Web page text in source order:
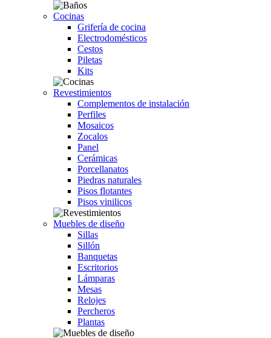
Cocinas
Grifería de cocina
Electrodomésticos
Cestos
Piletas
Kits
Revestimientos
Complementos de instalación
Perfiles
Mosaicos
Zocalos
Panel
Cerámicas
Porcellanatos
Piedras naturales
Pisos flotantes
Pisos vinilicos
Muebles de diseño
Sillas
Sillón
Banquetas
Escritorios
Lámparas
Mesas
Relojes
Percheros
Plantas